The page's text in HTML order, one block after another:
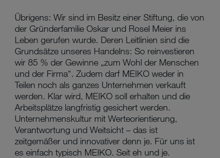
Übrigens: Wir sind im Besitz einer Stiftung, die von
der Gründerfamilie Oskar und Rosel Meier ins
Leben gerufen wurde. Deren Leitlinien sind die
Grundsätze unseres Handelns: So reinvestieren
wir 85 % der Gewinne „zum Wohl der Menschen
und der Firma“. Zudem darf MEIKO weder in
Teilen noch als ganzes Unternehmen verkauft
werden. Klar wird, MEIKO soll erhalten und die
Arbeitsplätze langfristig gesichert werden.
Unternehmenskultur mit Werteorientierung,
Verantwortung und Weitsicht – das ist
zeitgemäßer und innovativer denn je. Für uns ist
es einfach typisch MEIKO. Seit eh und je.